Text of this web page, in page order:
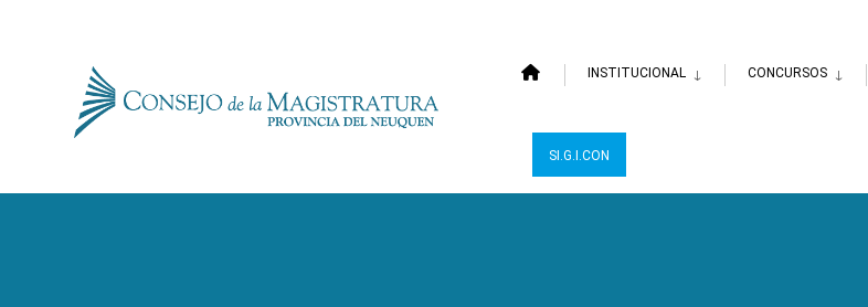
content
INSTITUCIONAL CONCURSOS
SI.G.I.CON